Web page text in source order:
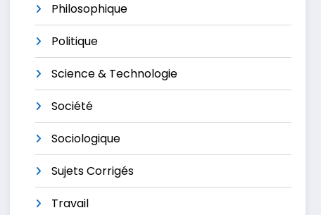
Philosophique
Politique
Science & Technologie
Société
Sociologique
Sujets Corrigés
Travail